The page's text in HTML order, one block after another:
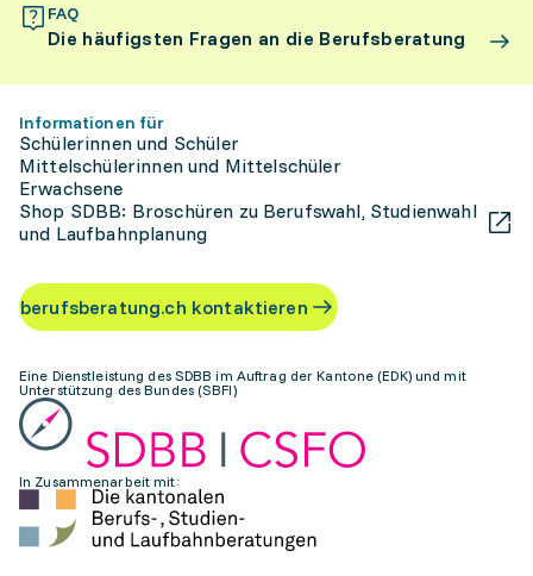
FAQ
Die häufigsten Fragen an die Berufsberatung
Informationen für
Schülerinnen und Schüler
Mittelschülerinnen und Mittelschüler
Erwachsene
Shop SDBB: Broschüren zu Berufswahl, Studienwahl
und Laufbahnplanung
berufsberatung.ch kontaktieren
Eine Dienstleistung des SDBB im Auftrag der Kantone (EDK) und mit
Unterstützung des Bundes (SBFI)
In Zusammenarbeit mit: